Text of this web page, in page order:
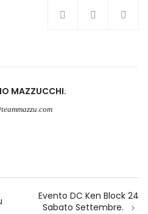
MAZZUCCHI
Evento DC Ken Block 24
Sabato Settembre.